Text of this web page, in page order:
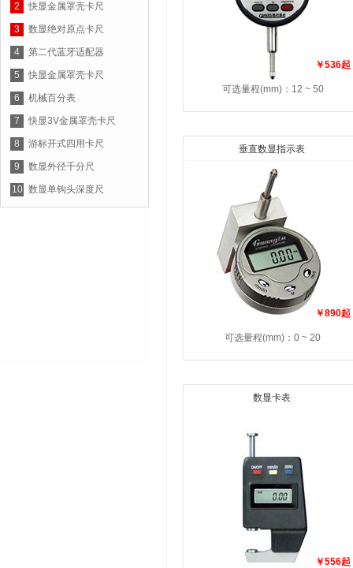
2 快显金属罩壳卡尺
3 数显绝对原点卡尺
4 第二代蓝牙适配器
5 快显金属罩壳卡尺
6 机械百分表
7 快显3V金属罩壳卡尺
8 游标开式四用卡尺
9 数显外径千分尺
10 数显单钩头深度尺
￥536起
可选量程(mm)：12 ~ 50
垂直数显指示表
￥890起
可选量程(mm)：0 ~ 20
数显卡表
￥556起